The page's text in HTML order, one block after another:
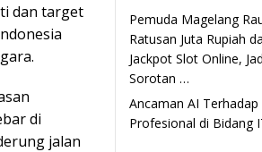
dan target
di
jalan
Pemuda Magelang
Ratusan Juta Rupiah
Jackpot Slot Online,
Sorotan …
Ancaman AI Terhadap
Profesional di Bidang